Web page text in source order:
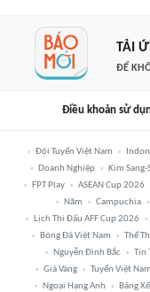
TẢI
ĐỂ
Điều khoản sử
Đội Tuyển Việt Nam
Doanh Nghiệp
Kim Sang-
FPT Play
ASEAN Cup 2026
Năm
Campuchia
Lịch Thi Đấu AFF Cup 2026
Bóng Đá Việt Nam
Thể
Nguyễn Đình Bắc
Tin
Giá Vàng
Tuyển Việt Nam
Ngoại Hạng Anh
Bảng